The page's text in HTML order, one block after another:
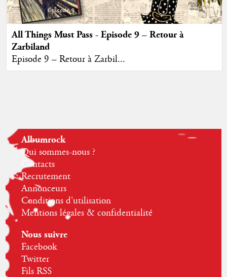
All Things Must Pass - Episode 9 – Retour à
Zarbiland
Episode 9 – Retour à Zarbil...
Albumrock
Qui sommes-nous ?
Contacts
Recrutement
Annonceurs
Conditions d'utilisation
Mentions légales & confidentialité
Nous suivre
Facebook
Twitter
Fils RSS